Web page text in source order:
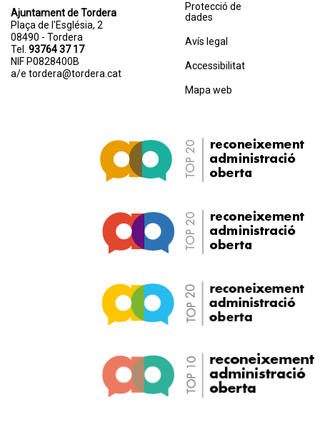
Ajuntament de Tordera
Plaça de l'Església, 2
08490 - Tordera
Tel. 93764 37 17
NIF P0828400B
a/e tordera@tordera.cat
Protecció de
dades
Avís legal
Accessibilitat
Mapa web